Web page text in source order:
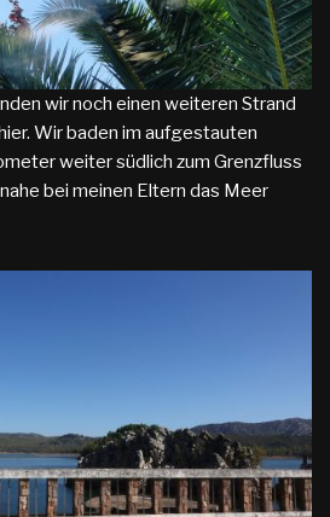
wir noch einen weiteren Strand
Wir baden im aufgestauten
weiter südlich zum Grenzfluss
bei meinen Eltern das Meer